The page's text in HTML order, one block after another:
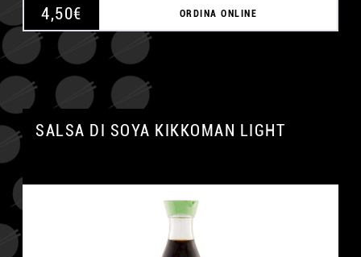
4,50€ ORDINA ONLINE
SALSA DI SOYA KIKKOMAN LIGHT